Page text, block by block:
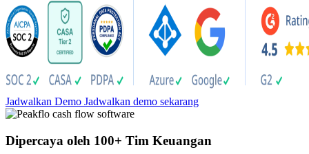
Jadwalkan Demo Jadwalkan demo sekarang
Dipercaya oleh 100+ Tim Keuangan